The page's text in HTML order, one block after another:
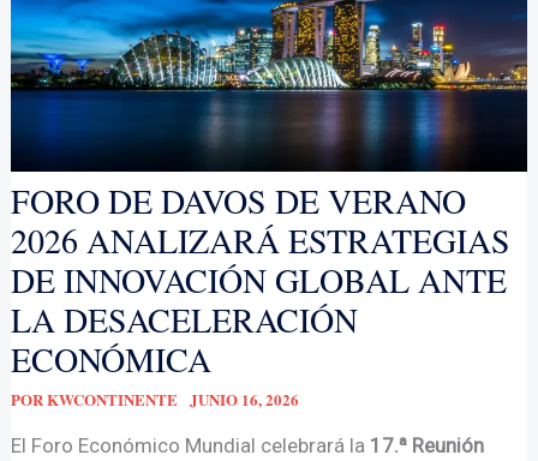
FORO DE DAVOS DE VERANO
2026 ANALIZARÁ ESTRATEGIAS
DE INNOVACIÓN GLOBAL ANTE
LA DESACELERACIÓN
ECONÓMICA
PORKWCONTINENTE JUNIO 16, 2026
El Foro Económico Mundial celebrará la 17.ª Reunión